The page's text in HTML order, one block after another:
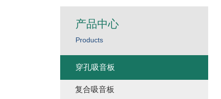
产品中心
Products
穿孔吸音板
复合吸音板